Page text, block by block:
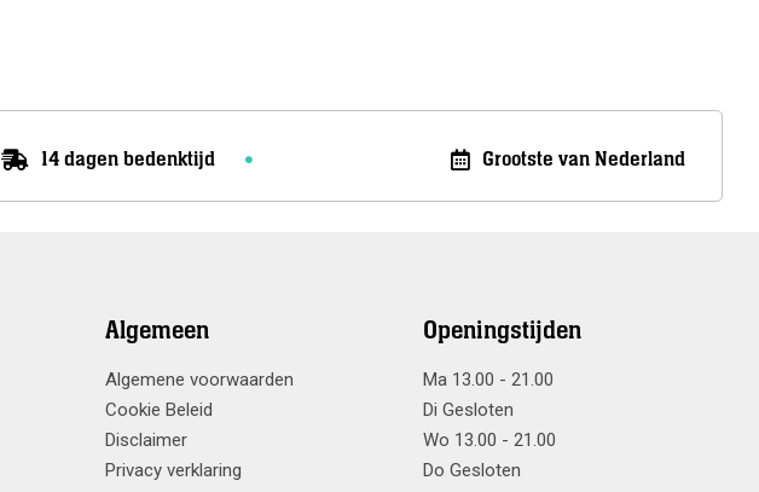
14 dagen bedenktijd Grootste van Nederland
Algemeen
Algemene voorwaarden
Cookie Beleid
Disclaimer
Privacy verklaring
Openingstijden
Ma 13.00 - 21.00
Di Gesloten
Wo 13.00 - 21.00
Do Gesloten